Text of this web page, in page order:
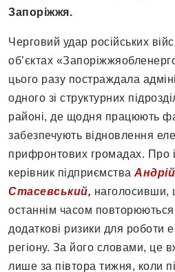
Запоріжжя.
Черговий удар російських
об’єктах
цього разу постраждала
одного зі структурних
районі, де щодня працюють
забезпечують відновлення
прифронтових громадах. Про
керівник підприємства Андрій
Стасевський, наголосивши,
останнім часом
додаткові ризики для роботи
регіону. За його словами, це
лише за півтора тижня, коли